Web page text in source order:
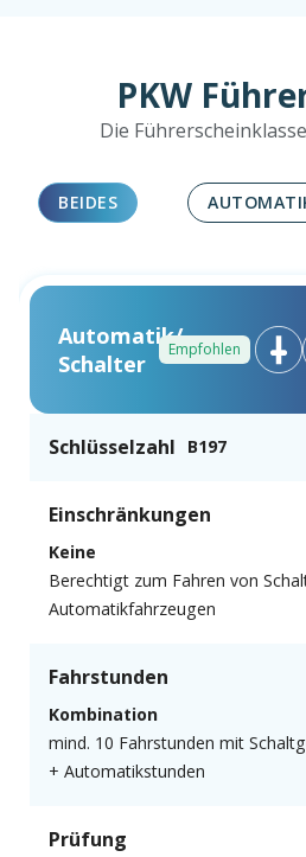
PKW
Die
BEIDES
Automatik/
Schalter
Empfohlen
Schlüsselzahl B197
Einschränkungen
Keine
Berechtigt zum Fahren von
Automatikfahrzeugen
Fahrstunden
Kombination
mind. 10 Fahrstunden mit
+ Automatikstunden
Prüfung